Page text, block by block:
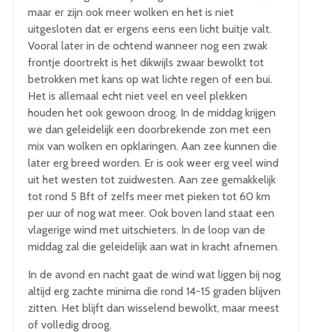
maar er zijn ook meer wolken en het is niet
uitgesloten dat er ergens eens een licht buitje valt.
Vooral later in de ochtend wanneer nog een zwak
frontje doortrekt is het dikwijls zwaar bewolkt tot
betrokken met kans op wat lichte regen of een bui.
Het is allemaal echt niet veel en veel plekken
houden het ook gewoon droog. In de middag krijgen
we dan geleidelijk een doorbrekende zon met een
mix van wolken en opklaringen. Aan zee kunnen die
later erg breed worden. Er is ook weer erg veel wind
uit het westen tot zuidwesten. Aan zee gemakkelijk
tot rond 5 Bft of zelfs meer met pieken tot 60 km
per uur of nog wat meer. Ook boven land staat een
vlagerige wind met uitschieters. In de loop van de
middag zal die geleidelijk aan wat in kracht afnemen.
In de avond en nacht gaat de wind wat liggen bij nog
altijd erg zachte minima die rond 14-15 graden blijven
zitten. Het blijft dan wisselend bewolkt, maar meest
of volledig droog.